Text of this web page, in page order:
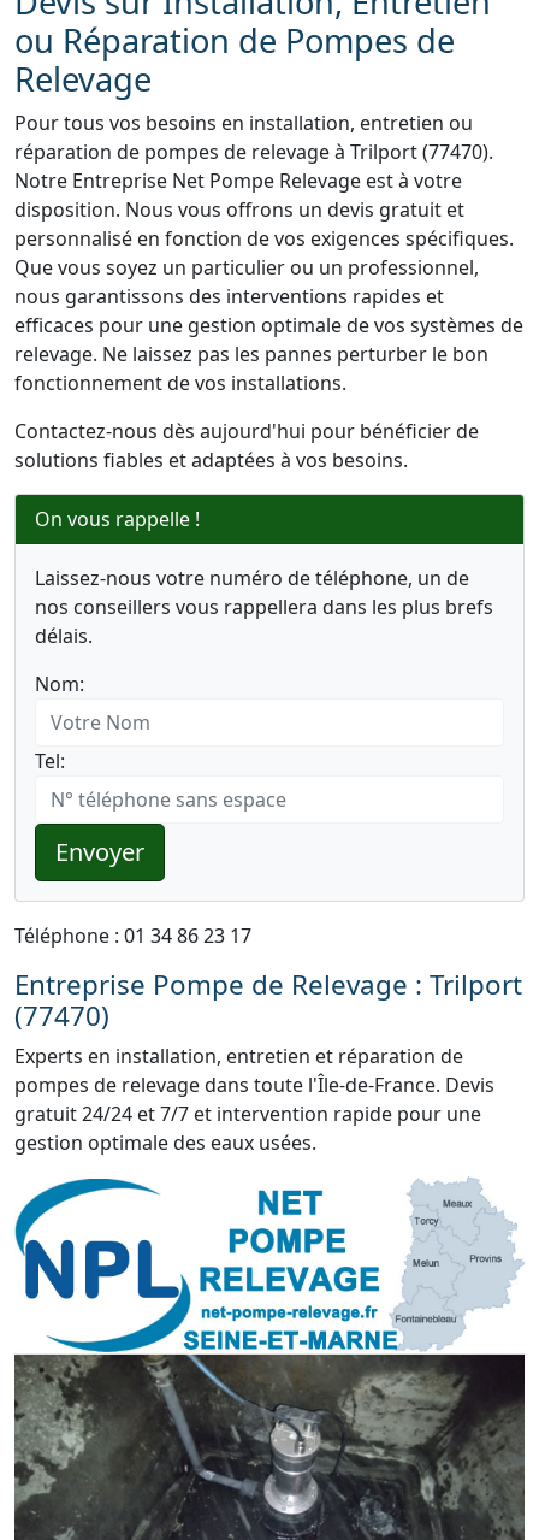
ou Réparation de Pompes de
Relevage
Pour tous vos besoins en installation, entretien ou
réparation de pompes de relevage à Trilport (77470).
Notre Entreprise Net Pompe Relevage est à votre
disposition. Nous vous offrons un devis gratuit et
personnalisé en fonction de vos exigences spécifiques.
Que vous soyez un particulier ou un professionnel,
nous garantissons des interventions rapides et
efficaces pour une gestion optimale de vos systèmes de
relevage. Ne laissez pas les pannes perturber le bon
fonctionnement de vos installations.
Contactez-nous dès aujourd'hui pour bénéficier de
solutions fiables et adaptées à vos besoins.
On vous rappelle !
Laissez-nous votre numéro de téléphone, un de
nos conseillers vous rappellera dans les plus brefs
délais.
Nom:
Tel:
Envoyer
Téléphone : 01 34 86 23 17
Entreprise Pompe de Relevage : Trilport
(77470)
Experts en installation, entretien et réparation de
pompes de relevage dans toute l'Île-de-France. Devis
gratuit 24/24 et 7/7 et intervention rapide pour une
gestion optimale des eaux usées.